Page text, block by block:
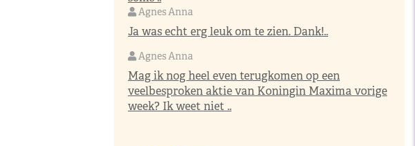
Agnes Anna
Ja was echt erg leuk om te zien. Dank!..
Agnes Anna
Mag ik nog heel even terugkomen op een
veelbesproken aktie van Koningin Maxima vorige
week? Ik weet niet ..